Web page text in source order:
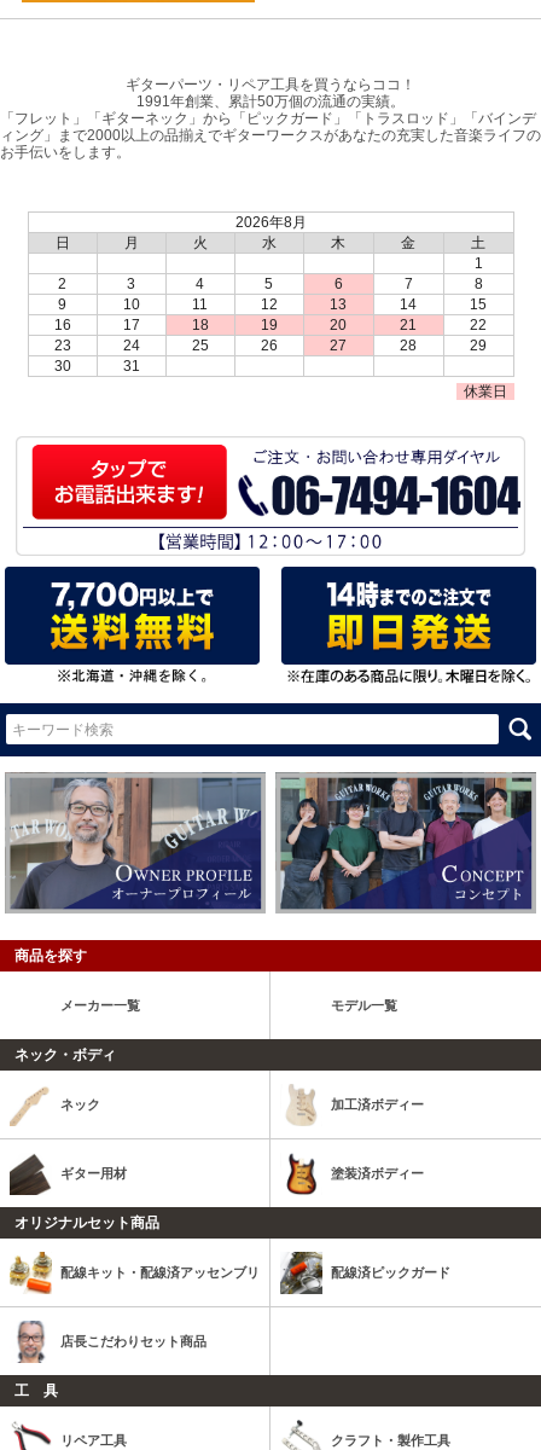
ギターパーツ・リペア工具を買うならココ！
1991年創業、累計50万個の流通の実績。
「フレット」「ギターネック」から「ピックガード」「トラスロッド」「バインデ
ィング」まで2000以上の品揃えでギターワークスがあなたの充実した音楽ライフの
お手伝いをします。
2026年8月
日
月 火 水 木 金
土
1
2
3 4 5 6 7
8
9
10 11 12 13 14
15
16
17 18 19 20 21
22
23
24 25 26 27 28
29
30
31
休業日
商品を探す
メーカー一覧 モデル一覧
ネック・ボディ
ネック 加工済ボディー
ギター用材 塗装済ボディー
オリジナルセット商品
配線キット・配線済アッセンブリ 配線済ピックガード
店長こだわりセット商品
工 具
リペア工具 クラフト・製作工具